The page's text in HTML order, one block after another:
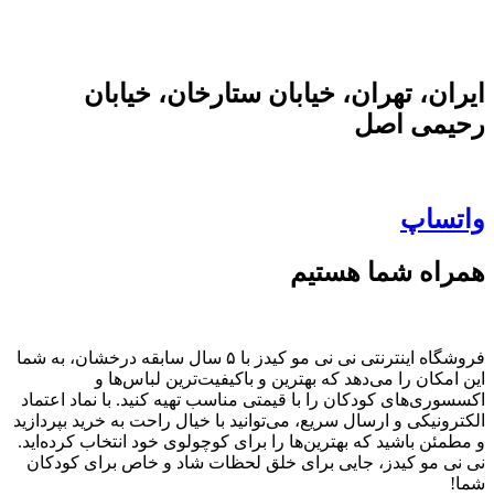
ایران، تهران، خیابان ستارخان، خیابان
رحیمی اصل
واتساپ
همراه شما هستیم
فروشگاه اینترنتی نی نی مو کیدز با ۵ سال سابقه درخشان، به شما
این امکان را می‌دهد که بهترین و باکیفیت‌ترین لباس‌ها و
اکسسوری‌های کودکان را با قیمتی مناسب تهیه کنید. با نماد اعتماد
الکترونیکی و ارسال سریع، می‌توانید با خیال راحت به خرید بپردازید
و مطمئن باشید که بهترین‌ها را برای کوچولوی خود انتخاب کرده‌اید.
نی نی مو کیدز، جایی برای خلق لحظات شاد و خاص برای کودکان
شما!